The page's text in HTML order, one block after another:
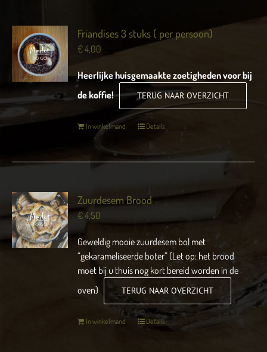
Friandises 3 stuks ( per persoon)
€4,00
Heerlijke huisgemaakte zoetigheden voor bij
de koffie!
TERUG NAAR OVERZICHT
In winkelmand Details
Zuurdesem Brood
€4,50
Geweldig mooie zuurdesem bol met
“gekarameliseerde boter” (Let op: het brood
moet bij u thuis nog kort bereid worden in de
oven)
TERUG NAAR OVERZICHT
In winkelmand Details